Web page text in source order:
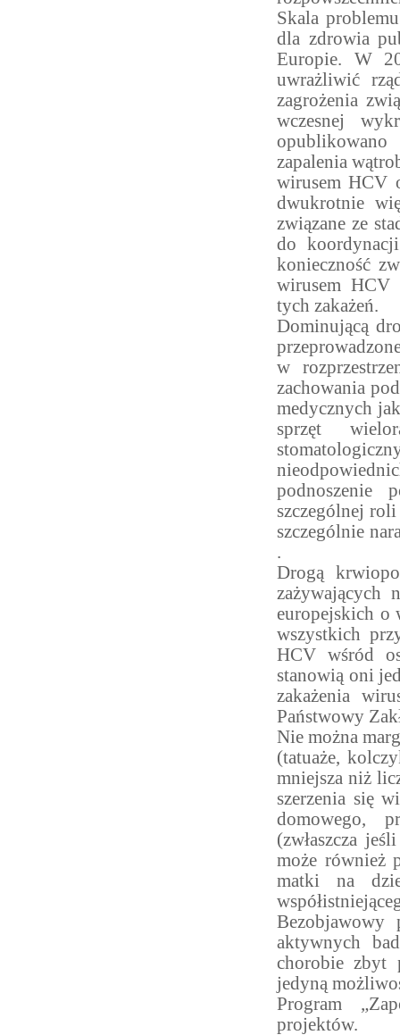
Skala
dla zdrowia
Europie. W
uwrażliwić
zagrożenia
wczesnej
opublikowano
zapalenia
wirusem HCV
dwukrotnie
związane ze
do
konieczność
wirusem HCV
tych zakażeń.
Dominującą
w
zachowania
medycznych
sprzęt
podnoszenie
szczególnej
szczególnie
.
Drogą
europejskich o
wszystkich
HCV wśród
stanowią oni
zakażenia
Państwowy
Nie można
(tatuaże,
mniejsza niż
szerzenia się
domowego,
(zwłaszcza
może również
matki na
Bezobjawowy
aktywnych
chorobie zbyt
jedyną
Program
projektów.